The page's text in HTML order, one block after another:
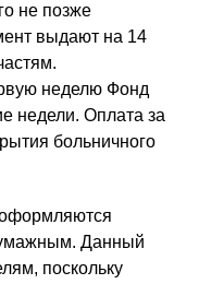
не позже
выдают на 14
неделю Фонд
недели. Оплата за
больничного
Данный
поскольку